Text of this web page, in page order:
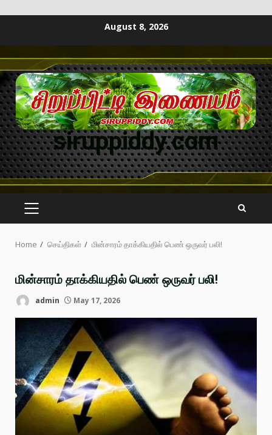
August 8, 2026
siruppiddy.com
Home செய்திகள் மின்சாரம் தாக்கியதில் பெண் ஒருவர் பலி!
மின்சாரம் தாக்கியதில் பெண் ஒருவர் பலி!
admin May 17, 2026